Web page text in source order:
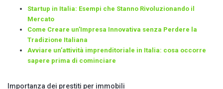
Startup in Italia: Esempi che Stanno Rivoluzionando il
Mercato
Come Creare un’Impresa Innovativa senza Perdere la
Tradizione Italiana
Avviare un’attività imprenditoriale in Italia: cosa occorre
sapere prima di cominciare
Importanza dei prestiti per immobili